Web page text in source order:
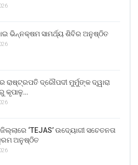
ଭିନ୍ନକ୍ଷମ ସାମର୍ଥ୍ୟ ଶିବିର ଅନୁଷ୍ଠିତ
ରାଷ୍ଟ୍ରପତି ଦ୍ରୌପଦୀ ମୁର୍ମୁଙ୍କ ଦ୍ୱାରା
କୃପାଳୁ…
‘TEJAS’ ଉଦ୍ୟୋଗୀ ସଚେତନତା
ଅନୁଷ୍ଠିତ